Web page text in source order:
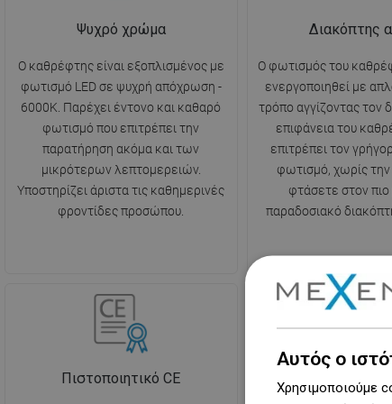
Ψυχρό χρώμα
Ο καθρέφτης είναι εξοπλισμένος με
φωτισμό LED σε ψυχρή απόχρωση -
6000K. Παρέχει έντονο και καθαρό
φωτισμό που επιτρέπει την
παρατήρηση ακόμα και των
μικρότερων λεπτομερειών.
Υποστηρίζει άριστα τις καθημερινές
φροντίδες προσώπου.
Διακόπτης
Ο φωτισμός του
ενεργοποιηθεί με
τρόπο αγγίζοντας τον
επιφάνεια του
επιτρέπει τον
φωτισμό, χωρίς
φτάσετε στον πιο
παραδοσιακό
Πιστοποιητικό CE Κρυφή
Αυτός ο
Χρησιμοποιούμε